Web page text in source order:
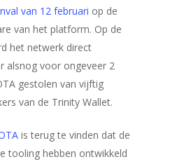
van 12 februari op de
van het platform. Op de
het netwerk direct
alsnog voor ongeveer 2
gestolen van vijftig
van de Trinity Wallet.
is terug te vinden dat de
tooling hebben ontwikkeld